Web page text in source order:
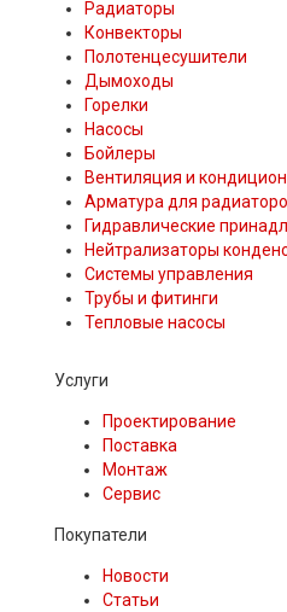
Радиаторы
Конвекторы
Полотенцесушители
Дымоходы
Горелки
Насосы
Бойлеры
Вентиляция и
Арматура для
Гидравлические
Нейтрализаторы
Системы управления
Трубы и фитинги
Тепловые насосы
Услуги
Проектирование
Поставка
Монтаж
Сервис
Покупатели
Новости
Статьи